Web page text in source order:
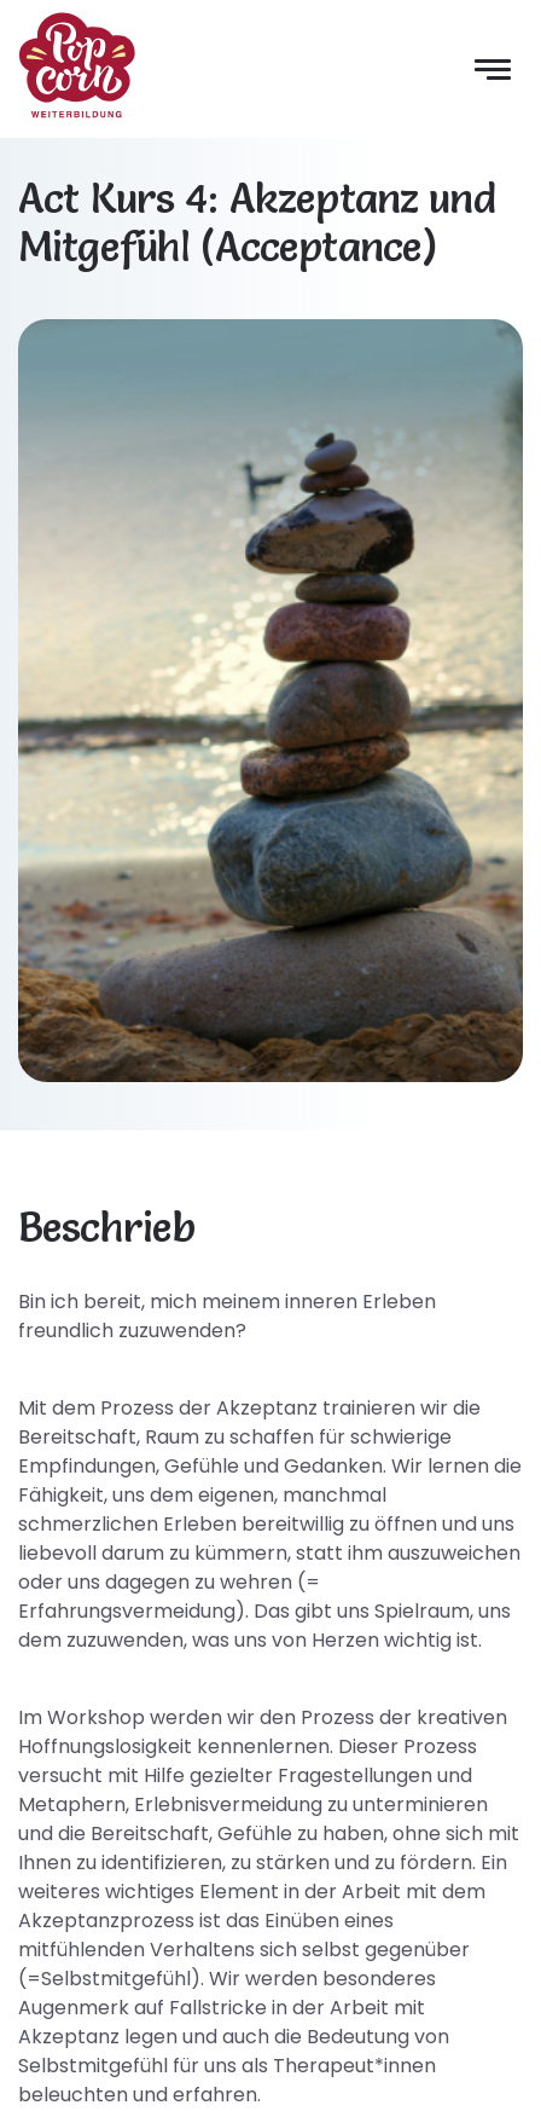
Act Kurs 4: Akzeptanz und
Mitgefühl (Acceptance)
Beschrieb
Bin ich bereit, mich meinem inneren Erleben
freundlich zuzuwenden?
Mit dem Prozess der Akzeptanz trainieren wir die
Bereitschaft, Raum zu schaffen für schwierige
Empfindungen, Gefühle und Gedanken. Wir lernen die
Fähigkeit, uns dem eigenen, manchmal
schmerzlichen Erleben bereitwillig zu öffnen und uns
liebevoll darum zu kümmern, statt ihm auszuweichen
oder uns dagegen zu wehren (=
Erfahrungsvermeidung). Das gibt uns Spielraum, uns
dem zuzuwenden, was uns von Herzen wichtig ist.
Im Workshop werden wir den Prozess der kreativen
Hoffnungslosigkeit kennenlernen. Dieser Prozess
versucht mit Hilfe gezielter Fragestellungen und
Metaphern, Erlebnisvermeidung zu unterminieren
und die Bereitschaft, Gefühle zu haben, ohne sich mit
Ihnen zu identifizieren, zu stärken und zu fördern. Ein
weiteres wichtiges Element in der Arbeit mit dem
Akzeptanzprozess ist das Einüben eines
mitfühlenden Verhaltens sich selbst gegenüber
(=Selbstmitgefühl). Wir werden besonderes
Augenmerk auf Fallstricke in der Arbeit mit
Akzeptanz legen und auch die Bedeutung von
Selbstmitgefühl für uns als Therapeut*innen
beleuchten und erfahren.